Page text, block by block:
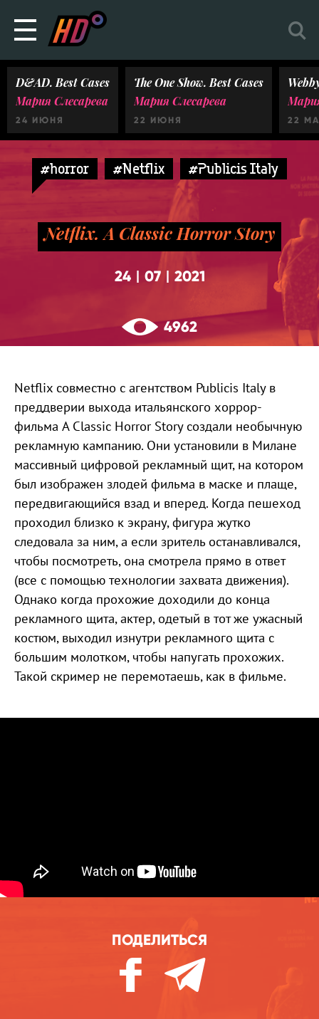
D&AD. Best Cases
Мария Слесарева
24 ИЮНЯ
The One Show. Best Cases
Мария Слесарева
22 ИЮНЯ 22
#horror #Netflix #Publicis Italy
Netflix. A Classic Horror Story
24 07 2021
4962
Netflix совместно с агентством Publicis Italy в
преддверии выхода итальянского хоррор-
фильма A Classic Horror Story создали необычную
рекламную кампанию. Они установили в Милане
массивный цифровой рекламный щит, на котором
был изображен злодей фильма в маске и плаще,
передвигающийся взад и вперед. Когда пешеход
проходил близко к экрану, фигура жутко
следовала за ним, а если зритель останавливался,
чтобы посмотреть, она смотрела прямо в ответ
(все с помощью технологии захвата движения).
Однако когда прохожие доходили до конца
рекламного щита, актер, одетый в тот же ужасный
костюм, выходил изнутри рекламного щита с
большим молотком, чтобы напугать прохожих.
Такой скример не перемотаешь, как в фильме.
ПОДЕЛИТЬСЯ